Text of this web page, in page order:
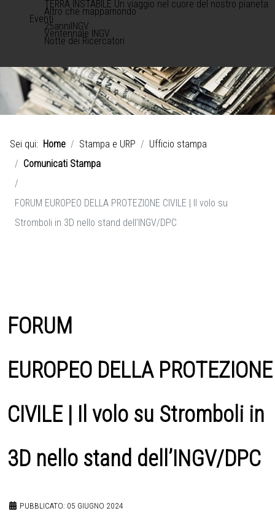
TERRA INSTABILE Un viaggio nel cuore del nostro pianeta
Altro che mappamondo
Eventi
25anniINGV
Ventennale INGV
Notte dei Ricercatori
Sei qui: Home Stampa e URP
Ufficio stampa
Comunicati Stampa
FORUM EUROPEO DELLA PROTEZIONE CIVILE | Il volo su
Stromboli in 3D nello stand dell’INGV/DPC
FORUM
EUROPEO DELLA PROTEZIONE
CIVILE | Il volo su Stromboli in
3D nello stand dell’INGV/DPC
PUBBLICATO: 05 GIUGNO 2024